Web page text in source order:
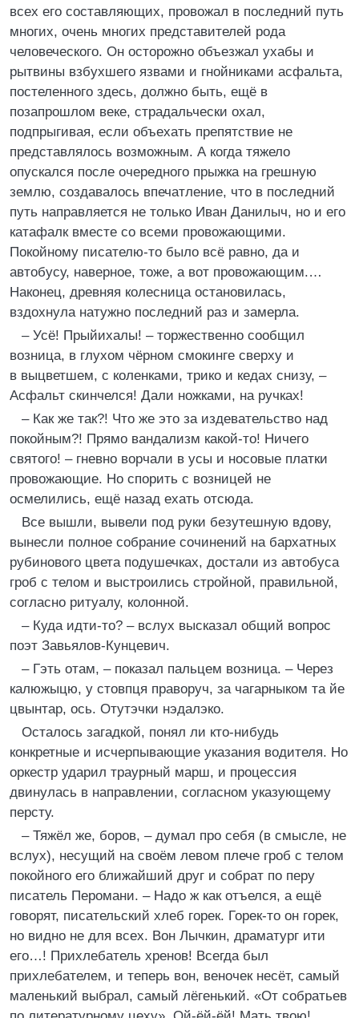
всех его составляющих, провожал в последний путь
многих, очень многих представителей рода
человеческого. Он осторожно объезжал ухабы и
рытвины взбухшего язвами и гнойниками асфальта,
постеленного здесь, должно быть, ещё в
позапрошлом веке, страдальчески охал,
подпрыгивая, если объехать препятствие не
представлялось возможным. А когда тяжело
опускался после очередного прыжка на грешную
землю, создавалось впечатление, что в последний
путь направляется не только Иван Данилыч, но и его
катафалк вместе со всеми провожающими.
Покойному писателю-то было всё равно, да и
автобусу, наверное, тоже, а вот провожающим.…
Наконец, древняя колесница остановилась,
вздохнула натужно последний раз и замерла.
– Усё! Прыйихалы! – торжественно сообщил
возница, в глухом чёрном смокинге сверху и
в выцветшем, с коленками, трико и кедах снизу, –
Асфальт скинчелся! Дали ножками, на ручках!
– Как же так?! Что же это за издевательство над
покойным?! Прямо вандализм какой-то! Ничего
святого! – гневно ворчали в усы и носовые платки
провожающие. Но спорить с возницей не
осмелились, ещё назад ехать отсюда.
Все вышли, вывели под руки безутешную вдову,
вынесли полное собрание сочинений на бархатных
рубинового цвета подушечках, достали из автобуса
гроб с телом и выстроились стройной, правильной,
согласно ритуалу, колонной.
– Куда идти-то? – вслух высказал общий вопрос
поэт Завьялов-Кунцевич.
– Гэть отам, – показал пальцем возница. – Через
калюжыцю, у стовпця праворуч, за чагарныком та йе
цвынтар, ось. Отутэчки нэдалэко.
Осталось загадкой, понял ли кто-нибудь
конкретные и исчерпывающие указания водителя. Но
оркестр ударил траурный марш, и процессия
двинулась в направлении, согласном указующему
персту.
– Тяжёл же, боров, – думал про себя (в смысле, не
вслух), несущий на своём левом плече гроб с телом
покойного его ближайший друг и собрат по перу
писатель Перомани. – Надо ж как отъелся, а ещё
говорят, писательский хлеб горек. Горек-то он горек,
но видно не для всех. Вон Лычкин, драматург ити
его…! Прихлебатель хренов! Всегда был
прихлебателем, и теперь вон, веночек несёт, самый
маленький выбрал, самый лёгенький. «От собратьев